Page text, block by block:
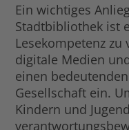
Ein wichtiges
Stadtbibliothek ist
Lesekompetenz
digitale Medien
einen
Gesellschaft ein.
Kindern und